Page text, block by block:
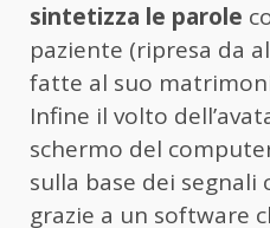
sintetizza le parole
paziente (ripresa da
fatte al suo
Infine il volto
schermo del
sulla base dei
grazie a un software